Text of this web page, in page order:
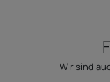
Wir sind